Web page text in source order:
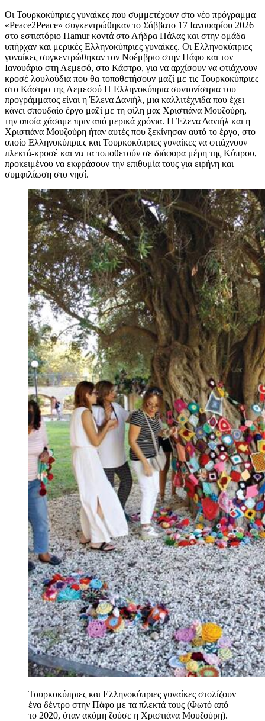
Οι Τουρκοκύπριες γυναίκες που συμμετέχουν στο νέο πρόγραμμα
«Peace2Peace» συγκεντρώθηκαν το Σάββατο 17 Ιανουαρίου 2026
στο εστιατόριο Hamur κοντά στο Λήδρα Πάλας και στην ομάδα
υπήρχαν και μερικές Ελληνοκύπριες γυναίκες. Οι Ελληνοκύπριες
γυναίκες συγκεντρώθηκαν τον Νοέμβριο στην Πάφο και τον
Ιανουάριο στη Λεμεσό, στο Κάστρο, για να αρχίσουν να φτιάχνουν
κροσέ λουλούδια που θα τοποθετήσουν μαζί με τις Τουρκοκύπριες
στο Κάστρο της Λεμεσού Η Ελληνοκύπρια συντονίστρια του
προγράμματος είναι η Έλενα Δανιήλ, μια καλλιτέχνιδα που έχει
κάνει σπουδαίο έργο μαζί με τη φίλη μας Χριστιάνα Μουζούρη,
την οποία χάσαμε πριν από μερικά χρόνια. Η Έλενα Δανιήλ και η
Χριστιάνα Μουζούρη ήταν αυτές που ξεκίνησαν αυτό το έργο, στο
οποίο Ελληνοκύπριες και Τουρκοκύπριες γυναίκες να φτιάχνουν
πλεκτά-κροσέ και να τα τοποθετούν σε διάφορα μέρη της Κύπρου,
προκειμένου να εκφράσουν την επιθυμία τους για ειρήνη και
συμφιλίωση στο νησί.
Τουρκοκύπριες και Ελληνοκύπριες γυναίκες στολίζουν
ένα δέντρο στην Πάφο με τα πλεκτά τους (Φωτό από
το 2020, όταν ακόμη ζούσε η Χριστιάνα Μουζούρη).